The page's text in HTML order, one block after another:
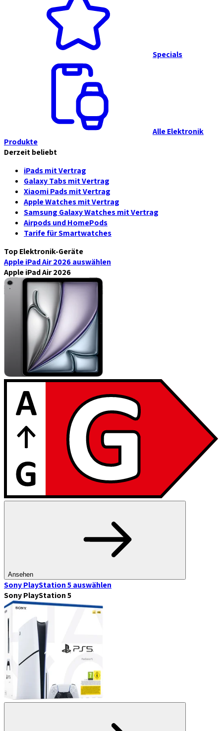
Specials
Alle Elektronik
Produkte
Derzeit beliebt
iPads mit Vertrag
Galaxy Tabs mit Vertrag
Xiaomi Pads mit Vertrag
Apple Watches mit Vertrag
Samsung Galaxy Watches mit Vertrag
Airpods und HomePods
Tarife für Smartwatches
Top Elektronik-Geräte
Apple iPad Air 2026auswählen
Apple iPad Air 2026
Ansehen
Sony PlayStation 5auswählen
Sony PlayStation 5